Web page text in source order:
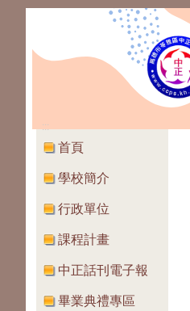
:::
首頁
學校簡介
行政單位
課程計畫
中正話刊電子報
畢業典禮專區